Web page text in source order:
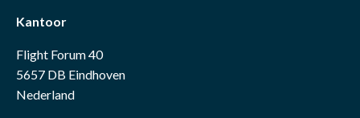
Kantoor
Flight Forum 40
5657 DB Eindhoven
Nederland